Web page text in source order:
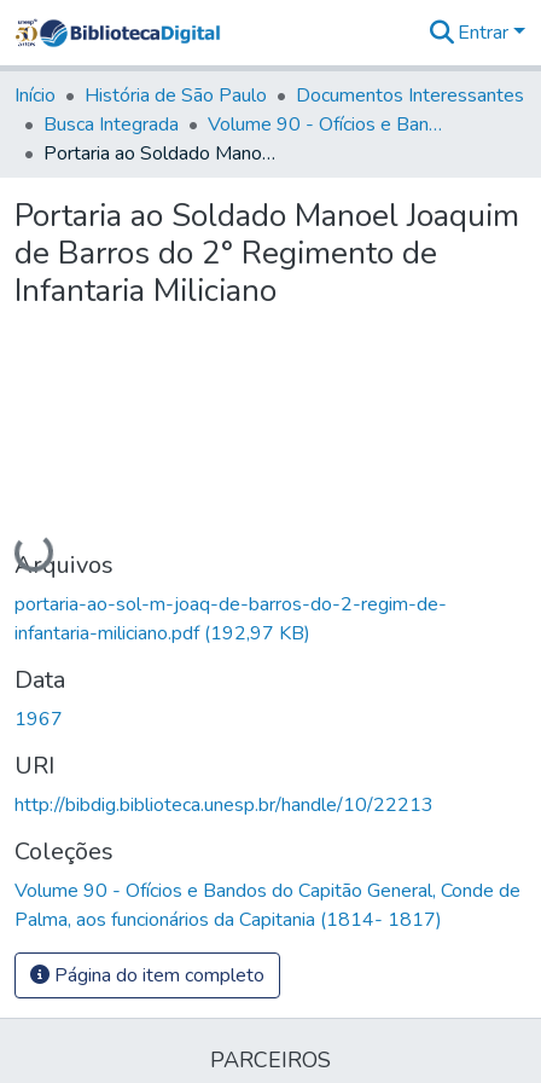
&
Coleções
Tudo na
Biblioteca
Estatísticas
Entrar
Início História de São Paulo
Documentos Interessantes
Busca Integrada
Volume 90 - Ofícios e Bandos do Capitão General, Conde de Palma, aos funcionários da Capitania (1814- 1817)
Portaria ao Soldado Manoel Joaquim de Barros do 2° Regimento de Infantaria Miliciano
Portaria ao Soldado Manoel Joaquim
de Barros do 2° Regimento de
Infantaria Miliciano
Carregando...
Arquivos
portaria-ao-sol-m-joaq-de-barros-do-2-regim-de-
infantaria-miliciano.pdf(192,97 KB)
Data
1967
URI
http://bibdig.biblioteca.unesp.br/handle/10/22213
Coleções
Volume 90 - Ofícios e Bandos do Capitão General, Conde de
Palma, aos funcionários da Capitania (1814- 1817)
Página do item completo
PARCEIROS